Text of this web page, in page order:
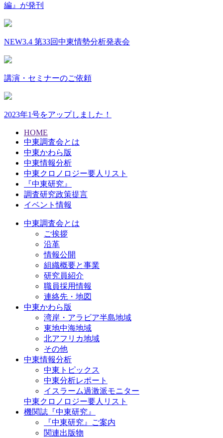
編』が発刊
NEW3.4 第33回中東情勢分析発表会
講演・セミナーのご依頼
2023年1号をアップしました！
HOME
中東調査会とは
中東かわら版
中東情報分析
中東クロノロジー要人リスト
『中東研究』
調査研究政策提言
イベント情報
中東調査会とは
ご挨拶
沿革
情報公開
組織概要と事業
研究員紹介
職員採用情報
連絡先・地図
中東かわら版
湾岸・アラビア半島地域
東地中海地域
北アフリカ地域
その他
中東情報分析
中東トピックス
中東分析レポート
イスラーム過激派モニター
中東クロノロジー要人リスト
機関誌『中東研究』
『中東研究』ご案内
関連出版物